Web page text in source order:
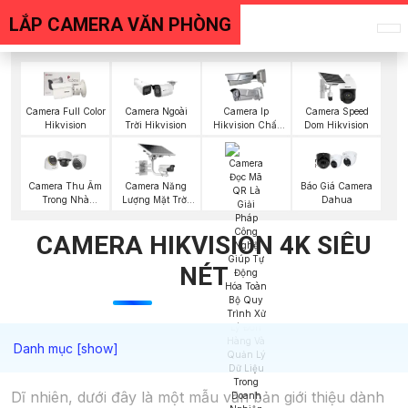
LẮP CAMERA VĂN PHÒNG
Camera Full Color
Hikvision
Camera Ngoài
Trời Hikvision
Camera Ip
Hikvision Chất
Camera Speed
Dom Hikvision
Camera Thu Âm
Trong Nhà
Camera Năng
Lượng Mặt Trời
Báo Giá Camera
Dahua
CAMERA HIKVISION 4K SIÊU
NÉT
Dĩ nhiên, dưới đây là một mẫu văn bản giới thiệu dành